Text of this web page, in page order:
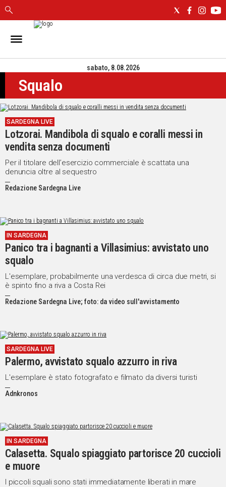
IN
CAGLIARI
SASSARI
NUORO
ORISTANO
SULCIS
GALLURA
OGLIASTRA
MEDIO
CAMPIDANO
POLITICA
IN
ITALIA
NEL
MONDO
SPORT
EVENTI
VIDEO
AL CANALE
WHATSAPP
Social
sabato, 8.08.2026
Squalo
SARDEGNA LIVE
Lotzorai. Mandibola di squalo e coralli messi in
vendita senza documenti
Per il titolare dell’esercizio commerciale è scattata una
denuncia oltre al sequestro
Redazione Sardegna Live
IN SARDEGNA
Panico tra i bagnanti a Villasimius: avvistato uno
squalo
L'esemplare, probabilmente una verdesca di circa due metri, si
è spinto fino a riva a Costa Rei
Redazione Sardegna Live; foto: da video sull'avvistamento
SARDEGNA LIVE
Palermo, avvistato squalo azzurro in riva
L'esemplare è stato fotografato e filmato da diversi turisti
Adnkronos
IN SARDEGNA
Calasetta. Squalo spiaggiato partorisce 20 cuccioli
e muore
I piccoli squali sono stati immediatamente liberati in mare